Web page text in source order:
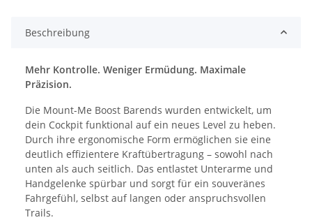
Beschreibung
Mehr Kontrolle. Weniger Ermüdung. Maximale
Präzision.
Die Mount-Me Boost Barends wurden entwickelt, um
dein Cockpit funktional auf ein neues Level zu heben.
Durch ihre ergonomische Form ermöglichen sie eine
deutlich effizientere Kraftübertragung – sowohl nach
unten als auch seitlich. Das entlastet Unterarme und
Handgelenke spürbar und sorgt für ein souveränes
Fahrgefühl, selbst auf langen oder anspruchsvollen
Trails.